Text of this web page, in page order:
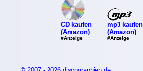
CD kaufen
(Amazon)
#Anzeige
mp3 kaufen
(Amazon)
#Anzeige